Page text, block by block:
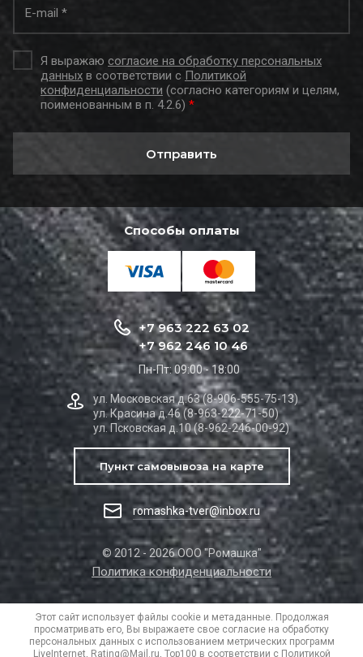
Я выражаю согласие на обработку персональных
данных в соответствии с Политикой
конфиденциальности (согласно категориям и целям,
поименованным в п. 4.2.6) *
Отправить
Способы оплаты
© 2012 - 2026 ООО "Ромашка"
Политика конфиденциальности
+7 963 222 63 02
+7 962 246 10 46
Пн-Пт: 09:00 - 18:00
ул. Московская д.63 (8-906-555-75-13)
ул. Красина д.46 (8-963-222-71-50)
ул. Псковская д.10 (8-962-246-00-92)
Пункт самовывоза на карте
romashka-tver@inbox.ru
Этот сайт использует файлы cookie и метаданные. Продолжая
просматривать его, Вы выражаете свое согласие на обработку
персональных данных с использованием метрических программ
LiveInternet, Rating@Mail.ru, Top100 в соответствии с Политикой